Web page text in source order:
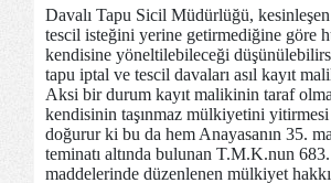
Davalı Tapu Sicil Müdürlüğü,
tescil isteğini yerine getirmediğine göre
kendisine yöneltilebileceği
tapu iptal ve tescil davaları asıl kayıt
Aksi bir durum kayıt malikinin taraf
kendisinin taşınmaz mülkiyetini
doğurur ki bu da hem Anayasanın 35.
teminatı altında bulunan T.M.K.nun
maddelerinde düzenlenen mülkiyet